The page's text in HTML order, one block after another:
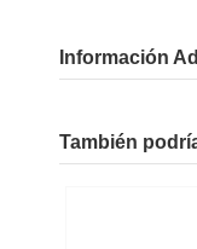
Información
También